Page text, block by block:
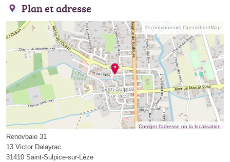
Plan et adresse
© contributeurs OpenStreetMap
Corriger l’adresse ou la localisation
Renovbaie 31
13 Victor Dalayrac
31410 Saint-Sulpice-sur-Lèze